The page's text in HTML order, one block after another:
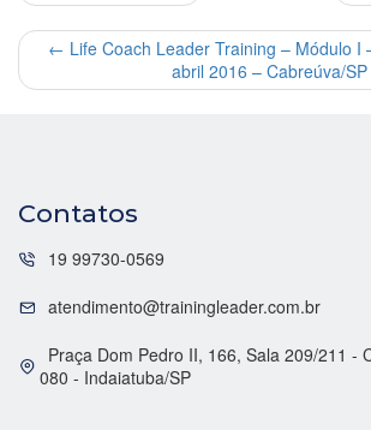
← Life Coach Leader Training – Módulo I
abril 2016 – Cabreúva/SP
Contatos
19 99730-0569
atendimento@trainingleader.com.br
Praça Dom Pedro II, 166, Sala 209/211 -
080 - Indaiatuba/SP